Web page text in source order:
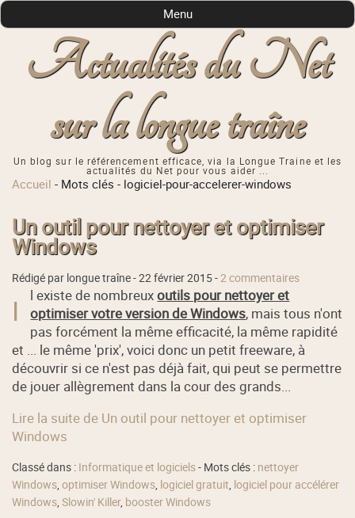
Actualités du Net
sur la longue traîne
Un blog sur le référencement efficace, via la Longue Traine et les
actualités du Net pour vous aider ...
Menu
Accueil - Mots clés - logiciel-pour-accelerer-windows
Un outil pour nettoyer et optimiser
Windows
Rédigé par longue traîne -22 février 2015-2 commentaires
I l existe de nombreuxoutils pour nettoyer et
optimiser votre version de Windows, mais tous n'ont
pas forcément la même efficacité, la même rapidité
et ... le même 'prix', voici donc un petit freeware, à
découvrir si ce n'est pas déjà fait, qui peut se permettre
de jouer allègrement dans la cour des grands...
Lire la suite de Un outil pour nettoyer et optimiser
Windows
Classé dans : Informatique et logiciels- Mots clés : nettoyer
Windows,optimiser Windows, logiciel gratuit, logiciel pour accélérer
Windows,Slowin' Killer, booster Windows